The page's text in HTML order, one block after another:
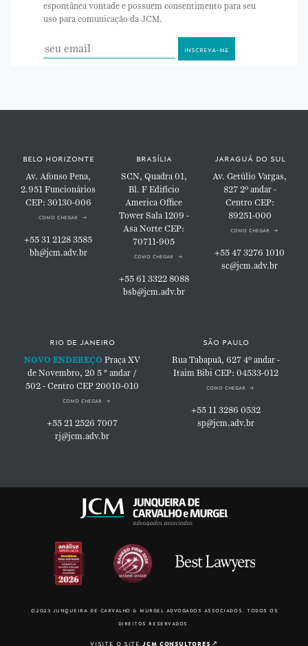
espontânea vontade e possuem consentimento para seu
uso para comunicação da JCM.
belo horizonte
Av. Afonso Pena,
2.951Funcionários
CEP: 30130-006
como chegar
+55 31 2128 3585
bh@jcm.adv.br
brasília
SCN, Quadra 01,
Bl. FEdifício
America Office
TowerSala 1209 -
Asa NorteCEP:
70711-905
como chegar
+55 61 3322 8088
bsb@jcm.adv.br
jaraguá do sul
Av. Getúlio Vargas,
8272º andar -
Centro CEP:
89251-000
como chegar
+55 47 3276 1010
sc@jcm.adv.br
rio de janeiro
NOVO ENDEREÇO Praça XV
de Novembro, 20 5 ° andar /
502 - Centro CEP 20010-010
como chegar
+55 21 2526 7007
rj@jcm.adv.br
são paulo
Rua Tabapuã, 6274º andar -
Itaim BibiCEP: 04533-012
como chegar
+55 11 3286 0532
sp@jcm.adv.br
©2023 junqueira de carvalho & murgel advogados associados. todos os
direitos reservados.
visite o sitejcm consultores↗